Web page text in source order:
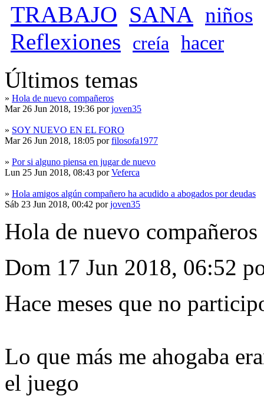
TRABAJO SANA niños
Reflexiones creía hacer
Últimos temas
» Hola de nuevo compañeros
Mar 26 Jun 2018, 19:36 porjoven35
» SOY NUEVO EN EL FORO
Mar 26 Jun 2018, 18:05 porfilosofa1977
» Por si alguno piensa en jugar de nuevo
Lun 25 Jun 2018, 08:43 porVeferca
» Hola amigos algún compañero ha acudido a abogados por deudas
Sáb 23 Jun 2018, 00:42 porjoven35
» GRUPO DE APOYO
Dom 17 Jun 2018, 15:22 porlourdes74chi
Sáb 16 Jun 2018, 13:34 porAdmin
Hola de nuevo compañeros
Dom 17 Jun 2018, 06:52
Hace meses que no
Lo que más me ahogaba
el juego